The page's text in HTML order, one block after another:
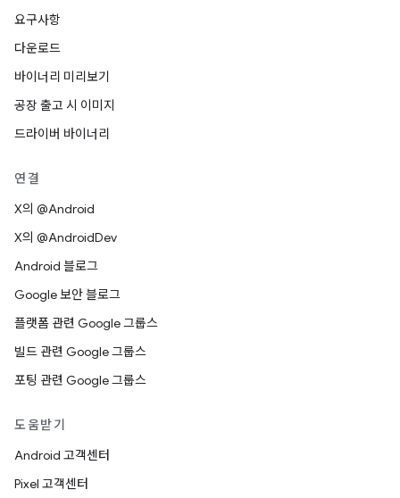
요구사항
다운로드
바이너리 미리보기
공장 출고 시 이미지
드라이버 바이너리
연결
X의 @Android
X의 @AndroidDev
Android 블로그
Google 보안 블로그
플랫폼 관련 Google 그룹스
빌드 관련 Google 그룹스
포팅 관련 Google 그룹스
도움받기
Android 고객센터
Pixel 고객센터